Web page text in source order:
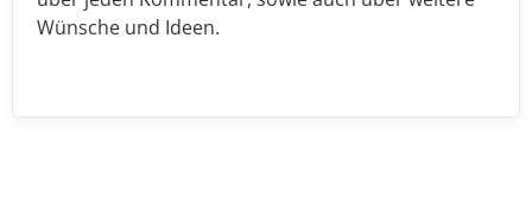
Wünsche und Ideen.